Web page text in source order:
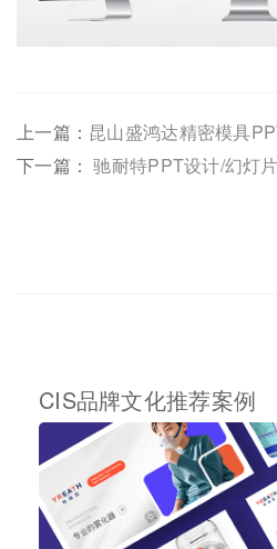
上一篇： 昆山盛鸿达精密模具
下一篇：驰耐特PPT设计/幻灯
CIS品牌文化推荐案例